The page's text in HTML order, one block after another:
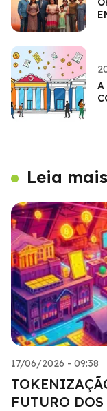
A
Leia
17/06/2026 - 09:38
FUTURO